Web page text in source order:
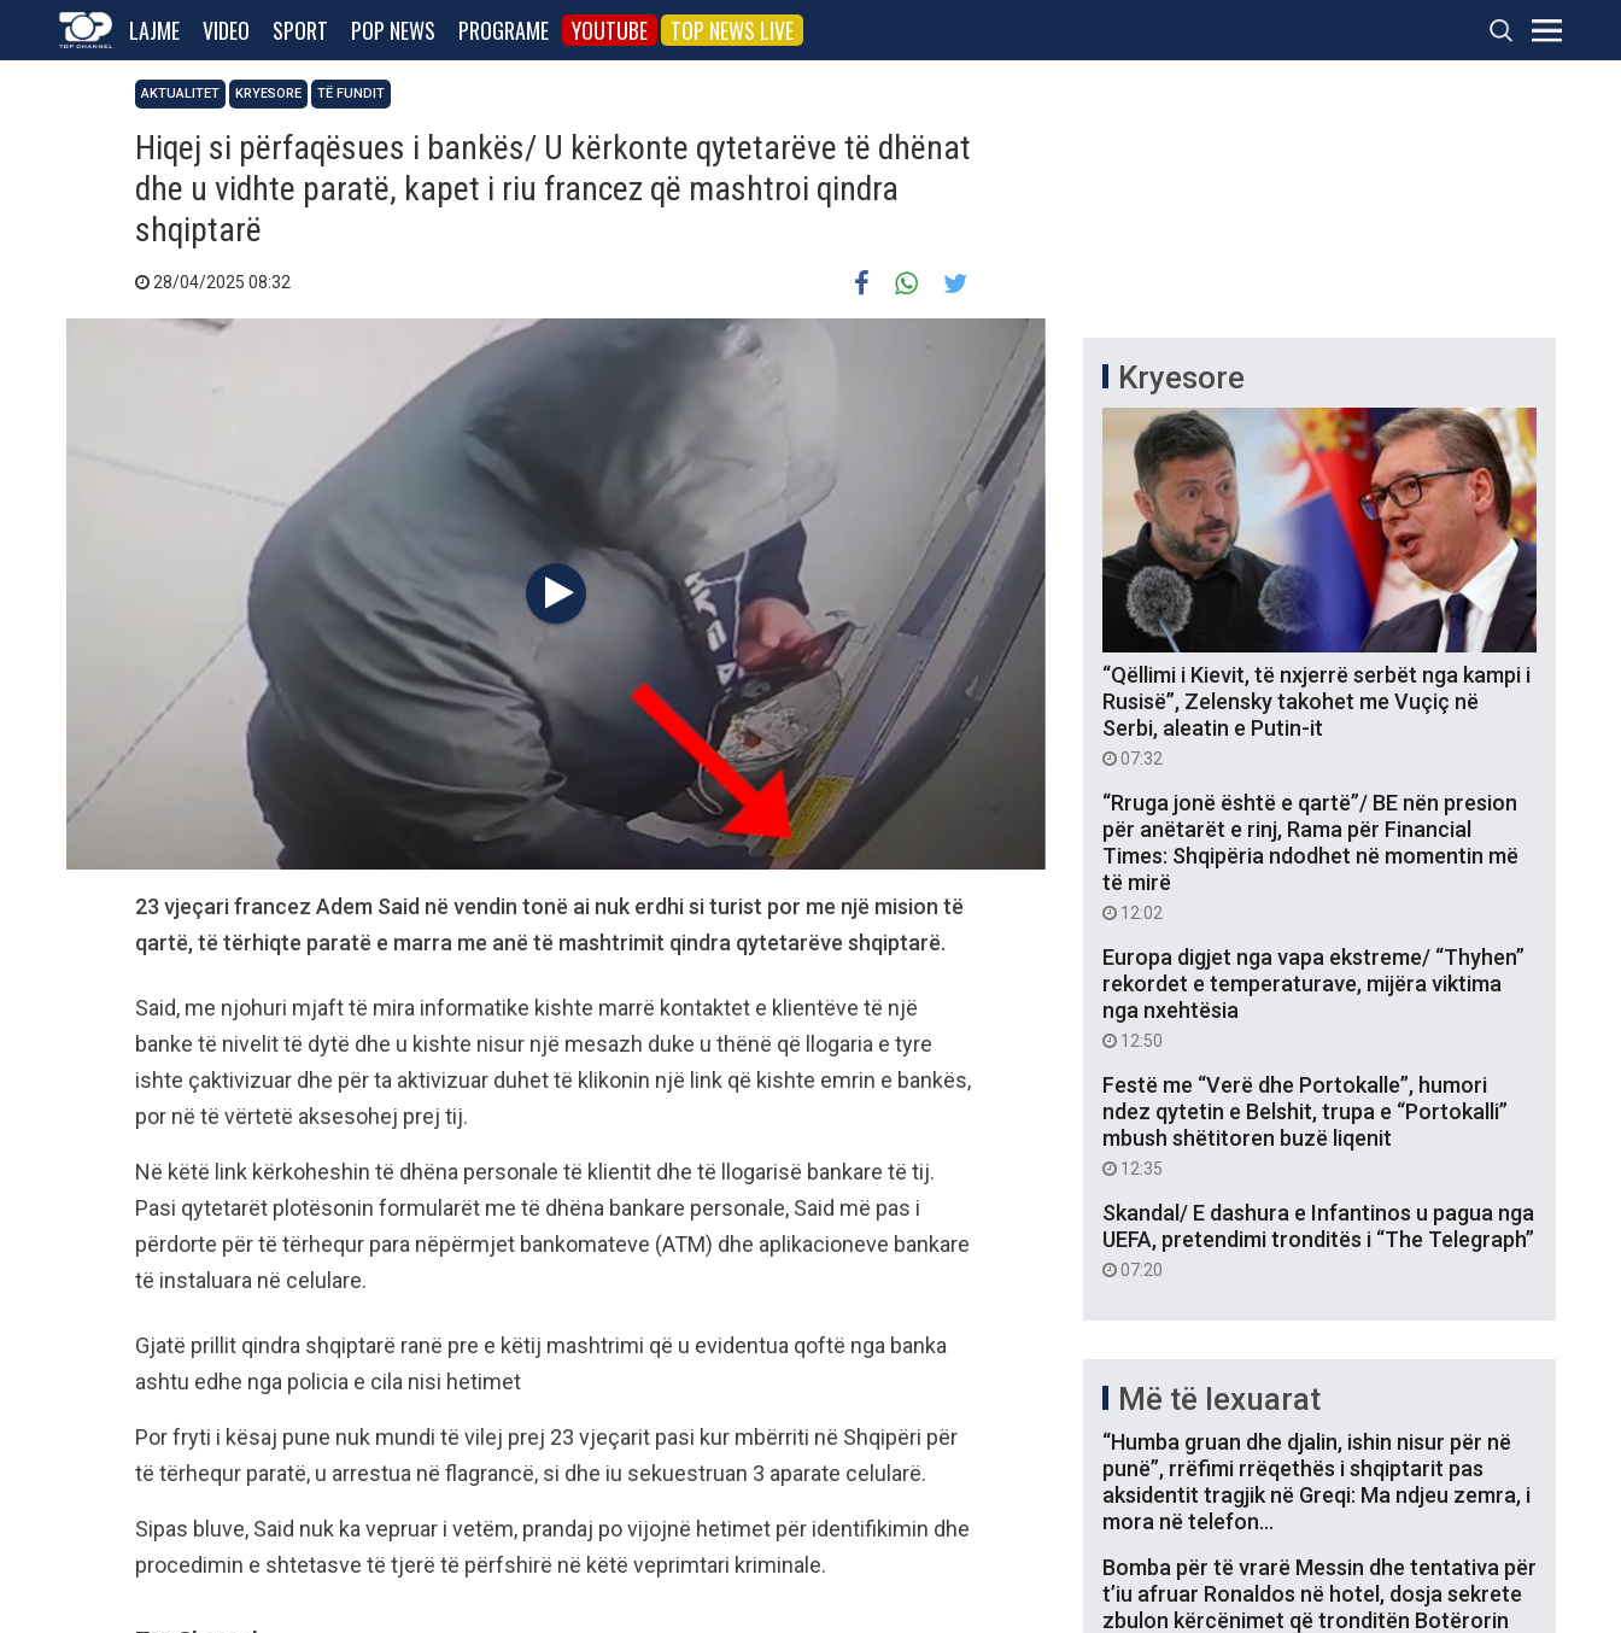
LAJME VIDEO SPORT POP NEWS PROGRAME YOUTUBE TOP NEWS LIVE
AKTUALITET KRYESORE TË FUNDIT
Hiqej si përfaqësues i bankës/ U kërkonte qytetarëve të dhënat
dhe u vidhte paratë, kapet i riu francez që mashtroi qindra
shqiptarë
28/04/2025 08:32
23 vjeçari francez Adem Said në vendin tonë ai nuk erdhi si turist por me një mision të
qartë, të tërhiqte paratë e marra me anë të mashtrimit qindra qytetarëve shqiptarë.
Said, me njohuri mjaft të mira informatike kishte marrë kontaktet e klientëve të një
banke të nivelit të dytë dhe u kishte nisur një mesazh duke u thënë që llogaria e tyre
ishte çaktivizuar dhe për ta aktivizuar duhet të klikonin një link që kishte emrin e bankës,
por në të vërtetë aksesohej prej tij.
Në këtë link kërkoheshin të dhëna personale të klientit dhe të llogarisë bankare të tij.
Pasi qytetarët plotësonin formularët me të dhëna bankare personale, Said më pas i
përdorte për të tërhequr para nëpërmjet bankomateve (ATM) dhe aplikacioneve bankare
të instaluara në celulare.
Gjatë prillit qindra shqiptarë ranë pre e këtij mashtrimi që u evidentua qoftë nga banka
ashtu edhe nga policia e cila nisi hetimet
Por fryti i kësaj pune nuk mundi të vilej prej 23 vjeçarit pasi kur mbërriti në Shqipëri për
të tërhequr paratë, u arrestua në flagrancë, si dhe iu sekuestruan 3 aparate celularë.
Sipas bluve, Said nuk ka vepruar i vetëm, prandaj po vijojnë hetimet për identifikimin dhe
procedimin e shtetasve të tjerë të përfshirë në këtë veprimtari kriminale.
Kryesore
“Qëllimi i Kievit, të nxjerrë serbët nga kampi i
Rusisë”, Zelensky takohet me Vuçiç në
Serbi, aleatin e Putin-it
07:32
“Rruga jonë është e qartë”/ BE nën presion
për anëtarët e rinj, Rama për Financial
Times: Shqipëria ndodhet në momentin më
të mirë
12:02
Europa digjet nga vapa ekstreme/ “Thyhen”
rekordet e temperaturave, mijëra viktima
nga nxehtësia
12:50
Festë me “Verë dhe Portokalle”, humori
ndez qytetin e Belshit, trupa e “Portokalli”
mbush shëtitoren buzë liqenit
12:35
Skandal/ E dashura e Infantinos u pagua nga
UEFA, pretendimi tronditës i “The Telegraph”
07:20
Më të lexuarat
“Humba gruan dhe djalin, ishin nisur për në
punë”, rrëfimi rrëqethës i shqiptarit pas
aksidentit tragjik në Greqi: Ma ndjeu zemra, i
mora në telefon…
Bomba për të vrarë Messin dhe tentativa për
t’iu afruar Ronaldos në hotel, dosja sekrete
zbulon kërcënimet që tronditën Botërorin